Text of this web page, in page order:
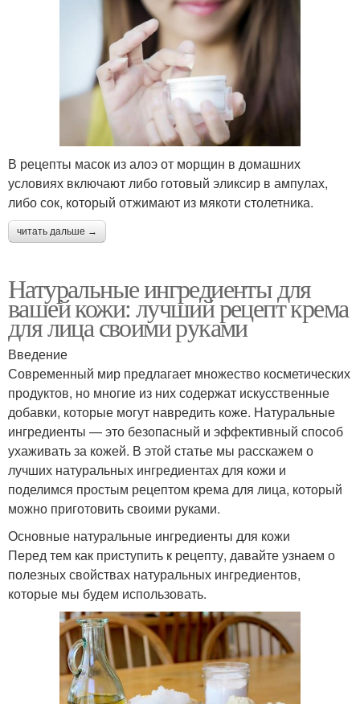
В рецепты масок из алоэ от морщин в домашних
условиях включают либо готовый эликсир в ампулах,
либо сок, который отжимают из мякоти столетника.
читать дальше →
Натуральные ингредиенты для
вашей кожи: лучший рецепт крема
для лица своими руками
Введение
Современный мир предлагает множество косметических
продуктов, но многие из них содержат искусственные
добавки, которые могут навредить коже. Натуральные
ингредиенты — это безопасный и эффективный способ
ухаживать за кожей. В этой статье мы расскажем о
лучших натуральных ингредиентах для кожи и
поделимся простым рецептом крема для лица, который
можно приготовить своими руками.
Основные натуральные ингредиенты для кожи
Перед тем как приступить к рецепту, давайте узнаем о
полезных свойствах натуральных ингредиентов,
которые мы будем использовать.